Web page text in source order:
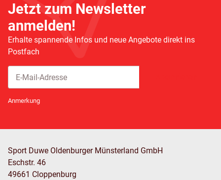
Jetzt zum Newsletter
anmelden!
Erhalte spannende Infos und neue Angebote direkt ins
Postfach
Anmerkung
Sport Duwe Oldenburger Münsterland GmbH
Eschstr. 46
49661 Cloppenburg